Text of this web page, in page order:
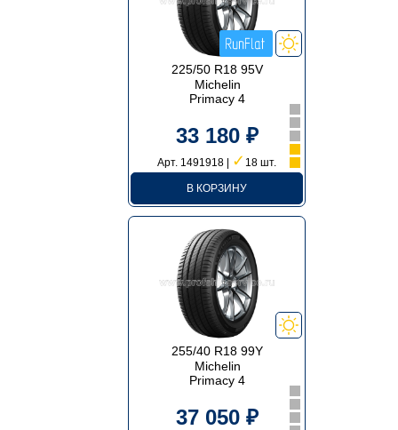
225/50 R18 95V
Michelin
Primacy 4
33 180 ₽
Арт. 1491918 | ✓ 18 шт.
В КОРЗИНУ
255/40 R18 99Y
Michelin
Primacy 4
37 050 ₽